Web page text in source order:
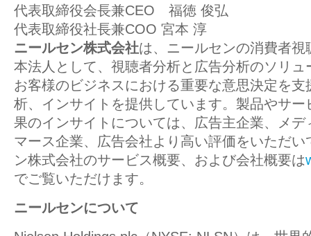
代表取締役会長兼CEO 福徳 俊弘
代表取締役社長兼COO 宮本 淳
ニールセン株式会社は、ニールセンの消費者
本法人として、視聴者分析と広告分析のソリュ
お客様のビジネスにおける重要な意思決定を支
析、インサイトを提供しています。製品やサー
果のインサイトについては、広告主企業、メデ
マース企業、広告会社より高い評価をいただ
ン株式会社のサービス概要、および会社概要は
でご覧いただけます。
ニールセンについて